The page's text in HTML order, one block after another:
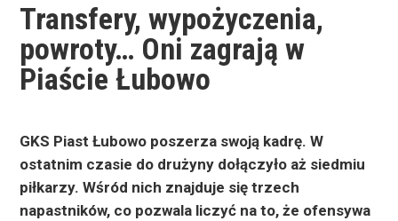
Transfery, wypożyczenia,
powroty… Oni zagrają w
Piaście Łubowo
GKS Piast Łubowo poszerza swoją kadrę. W
ostatnim czasie do drużyny dołączyło aż siedmiu
piłkarzy. Wśród nich znajduje się trzech
napastników, co pozwala liczyć na to, że ofensywa